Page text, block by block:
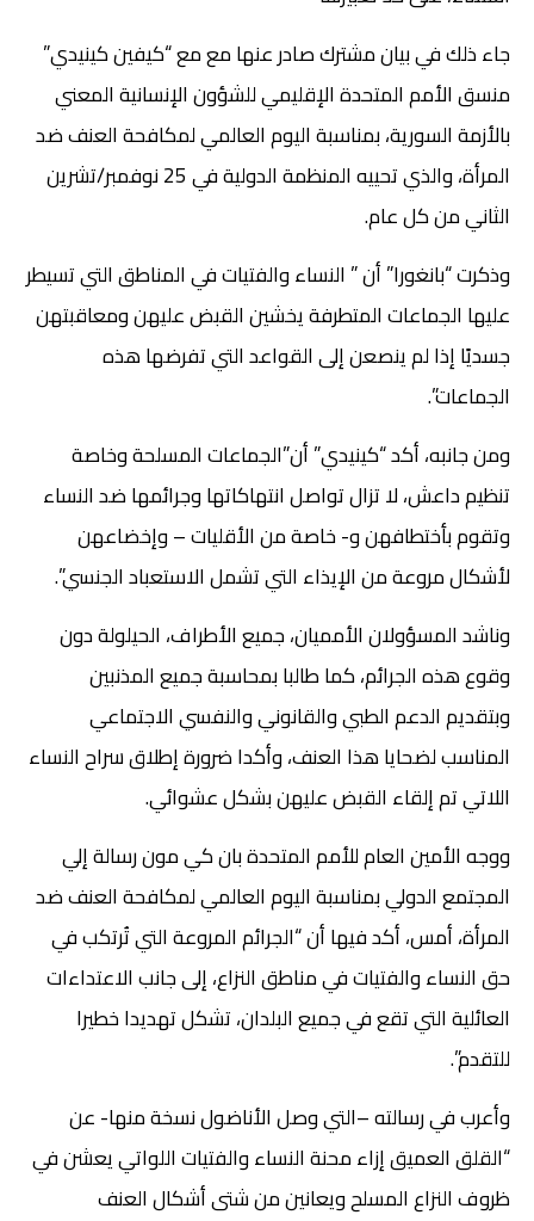
جاء ذلك في بيان مشترك صادر عنها مع مع “كيفين كينيدي”
منسق الأمم المتحدة الإقليمي للشؤون الإنسانية المعني
بالأزمة السورية، بمناسبة اليوم العالمي لمكافحة العنف ضد
المرأة، والذي تحييه المنظمة الدولية في 25 نوفمبر/تشرين
الثاني من كل عام.
وذكرت “بانغورا” أن ” النساء والفتيات في المناطق التي تسيطر
عليها الجماعات المتطرفة يخشين القبض عليهن ومعاقبتهن
جسديًا إذا لم ينصعن إلى القواعد التي تفرضها هذه
الجماعات”.
ومن جانبه، أكد “كينيدي” أن”الجماعات المسلحة وخاصة
تنظيم داعش، لا تزال تواصل انتهاكاتها وجرائمها ضد النساء
وتقوم بأختطافهن و- خاصة من الأقليات – وإخضاعهن
لأشكال مروعة من الإيذاء التي تشمل الاستعباد الجنسي”.
وناشد المسؤولان الأمميان، جميع الأطراف، الحيلولة دون
وقوع هذه الجرائم، كما طالبا بمحاسبة جميع المذنبين
وبتقديم الدعم الطبي والقانوني والنفسي الاجتماعي
المناسب لضحايا هذا العنف، وأكدا ضرورة إطلاق سراح النساء
اللاتي تم إلقاء القبض عليهن بشكل عشوائي.
ووجه الأمين العام للأمم المتحدة بان كي مون رسالة إلي
المجتمع الدولي بمناسبة اليوم العالمي لمكافحة العنف ضد
المرأة، أمس، أكد فيها أن “الجرائم المروعة التي تُرتكب في
حق النساء والفتيات في مناطق النزاع، إلى جانب الاعتداءات
العائلية التي تقع في جميع البلدان، تشكل تهديدا خطيرا
للتقدم”.
وأعرب في رسالته –التي وصل الأناضول نسخة منها- عن
“القلق العميق إزاء محنة النساء والفتيات اللواتي يعشن في
ظروف النزاع المسلح ويعانين من شتى أشكال العنف